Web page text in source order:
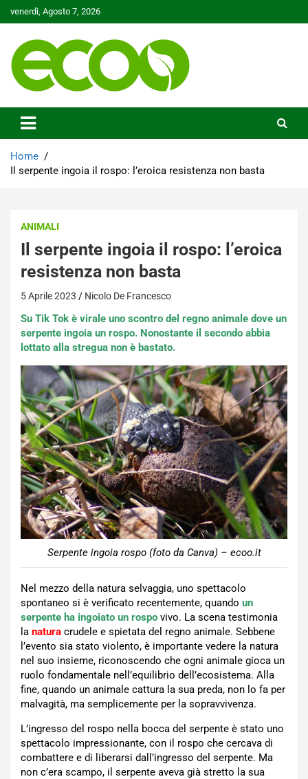
to
venerdì, Agosto 7, 2026
Ecoo.it
Home
Il serpente ingoia il rospo: l’eroica resistenza non basta
ANIMALI
Il serpente ingoia il rospo: l’eroica
resistenza non basta
5 Aprile 2023 Nicolo De Francesco
Su Tik Tok è virale uno scontro del regno animale dove un
serpente ingoia un rospo. Nonostante il secondo abbia
lottato alla stregua non è bastato.
Serpente ingoia rospo (foto da Canva) – ecoo.it
Nel mezzo della natura selvaggia, uno spettacolo
spontaneo si è verificato recentemente, quando un
serpente ha ingoiato un rospo vivo. La scena testimonia
la natura crudele e spietata del regno animale. Sebbene
l’evento sia stato violento, è importante vedere la natura
nel suo insieme, riconoscendo che ogni animale gioca un
ruolo fondamentale nell’equilibrio dell’ecosistema. Alla
fine, quando un animale cattura la sua preda, non lo fa per
malvagità, ma semplicemente per la sopravvivenza.
L’ingresso del rospo nella bocca del serpente è stato uno
spettacolo impressionante, con il rospo che cercava di
combattere e di liberarsi dall’ingresso del serpente. Ma
non c’era scampo, il serpente aveva già stretto la sua